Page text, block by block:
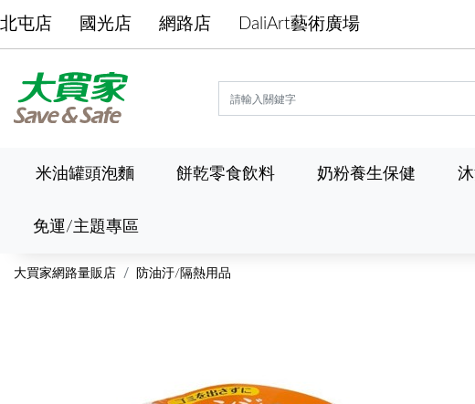
北屯店 國光店 網路店 DaliArt藝術廣場
米油罐頭泡麵 餅乾零食飲料 奶粉養生保健
免運/主題專區
大買家網路量販店 防油汙/隔熱用品